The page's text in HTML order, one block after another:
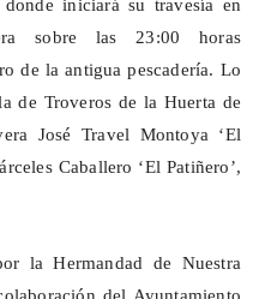
iniciará su travesía en
sobre las 23:00 horas
de la antigua pescadería. Lo
de Troveros de la Huerta de
José Travel Montoya ‘El
Caballero ‘El Patiñero’,
la Hermandad de Nuestra